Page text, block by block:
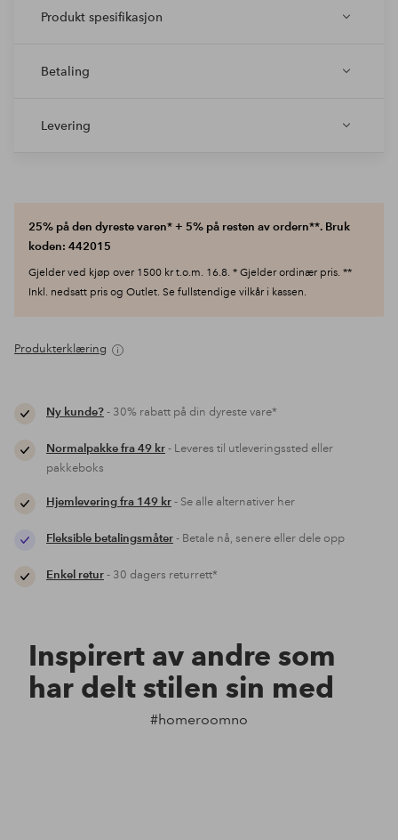
Produkt spesifikasjon
Betaling
Levering
25% på den dyreste varen* + 5% på resten av ordern**. Bruk
koden: 442015
Gjelder ved kjøp over 1500 kr t.o.m. 16.8. * Gjelder ordinær pris. **
Inkl. nedsatt pris og Outlet. Se fullstendige vilkår i kassen.
Produkterklæring
Ny kunde?- 30% rabatt på din dyreste vare*
Normalpakke fra 49 kr- Leveres til utleveringssted eller
pakkeboks
Hjemlevering fra 149 kr- Se alle alternativer her
Fleksible betalingsmåter- Betale nå, senere eller dele opp
Enkel retur- 30 dagers returrett*
Inspirert av andre som
har delt stilen sin med
#homeroomno